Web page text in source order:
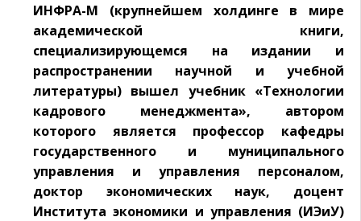
ИНФРА-М (крупнейшем холдинге в мире
академической книги,
специализирующемся на издании и
распространении научной и учебной
литературы) вышел учебник «Технологии
кадрового менеджмента», автором
которого является профессор кафедры
государственного и муниципального
управления и управления персоналом,
доктор экономических наук, доцент
Института экономики и управления (ИЭиУ)